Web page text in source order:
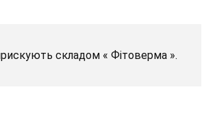
складом « Фітоверма ».